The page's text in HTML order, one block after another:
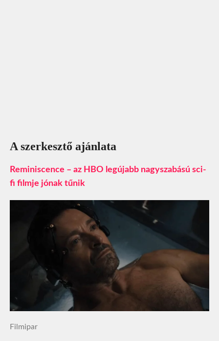
A szerkesztő ajánlata
Reminiscence – az HBO legújabb nagyszabású sci-
fi filmje jónak tűnik
Filmipar